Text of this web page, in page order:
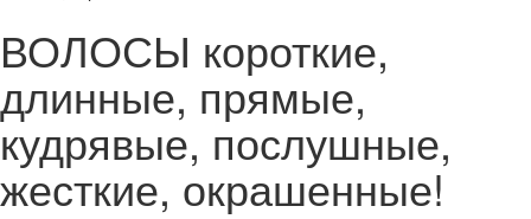
ВОЛОСЫ короткие,
длинные, прямые,
кудрявые, послушные,
жесткие, окрашенные!